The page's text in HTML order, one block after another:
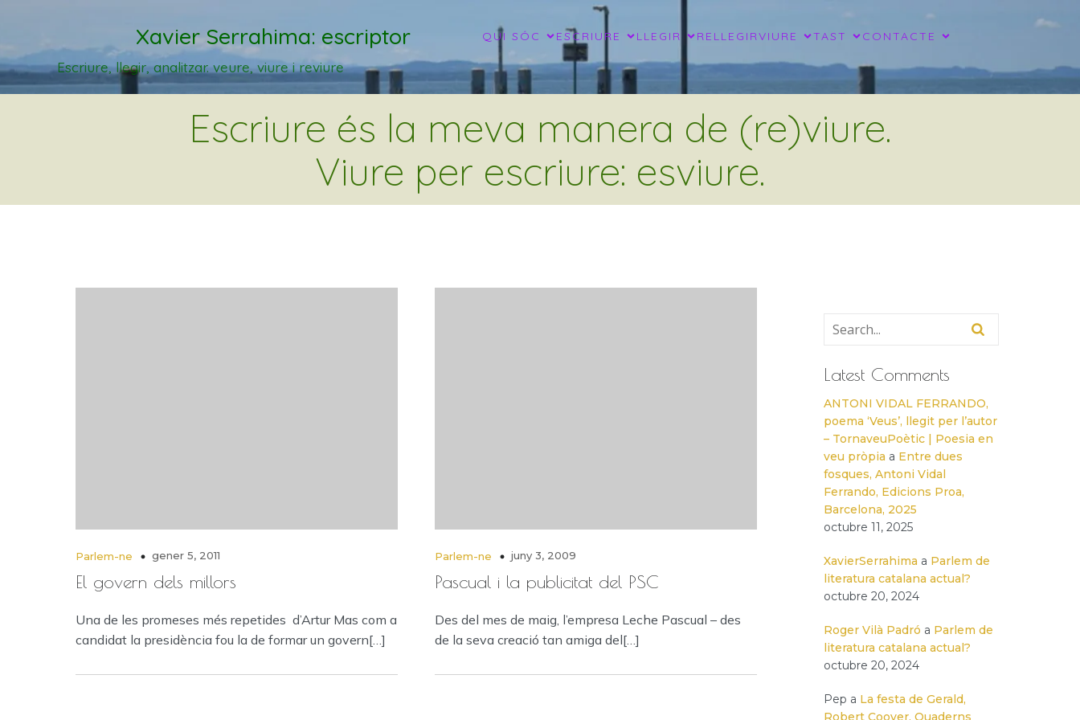
Xavier Serrahima: escriptor QUI SÓC ESCRIURE LLEGIR RELLEGIRVIURE TAST CONTACTE
Escriure, llegir, analitzar. veure, viure i reviure
Escriure és la meva manera de (re)viure.
Viure per escriure: esviure.
Parlem-ne gener 5, 2011
El govern dels millors
Una de les promeses més repetides d’Artur Mas com a
candidat la presidència fou la de formar un govern[…]
Parlem-ne juny 3, 2009
Pascual i la publicitat del PSC
Des del mes de maig, l’empresa Leche Pascual – des
de la seva creació tan amiga del[…]
Latest Comments
ANTONI VIDAL FERRANDO,
poema ‘Veus’, llegit per l’autor
– TornaveuPoètic | Poesia en
veu pròpia a Entre dues
fosques, Antoni Vidal
Ferrando, Edicions Proa,
Barcelona, 2025
octubre 11, 2025
XavierSerrahima a Parlem de
literatura catalana actual?
octubre 20, 2024
Roger Vilà Padró a Parlem de
literatura catalana actual?
octubre 20, 2024
Pep a La festa de Gerald,
Robert Coover, Quaderns